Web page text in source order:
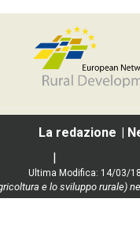
La redazione
|
Ultima Modifica: 14/03/
e lo sviluppo rurale)